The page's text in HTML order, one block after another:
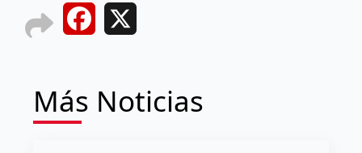
Facebook
Más Noticias